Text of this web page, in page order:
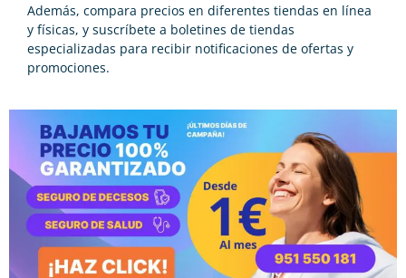
Además, compara precios en diferentes tiendas en línea
y físicas, y suscríbete a boletines de tiendas
especializadas para recibir notificaciones de ofertas y
promociones.